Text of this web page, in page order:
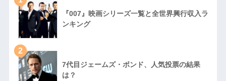
『007』映画シリーズ一覧と全世界興行収入ラ
ンキング
2
7代目ジェームズ・ボンド、人気投票の結果
は？